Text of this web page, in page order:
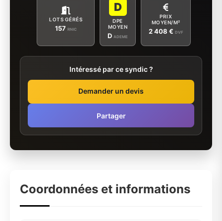
LOTS GÉRÉS
157 RNIC
D
DPE
MOYEN
D ADEME
PRIX
MOYEN/M²
2 408 € DVF
Intéressé par ce syndic ?
Demander un devis
Partager
Coordonnées et informations